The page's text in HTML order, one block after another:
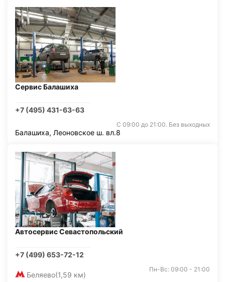
Сервис Балашиха
+7 (495) 431-63-63
С 09:00 до 21:00. Без выходных
Балашиха, Леоновское ш. вл.8
Автосервис Севастопольский
+7 (499) 653-72-12
Беляево(1,59 км)
Пн-Вс: 09:00 - 21:00